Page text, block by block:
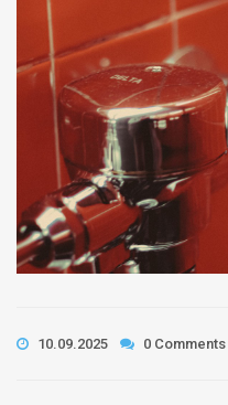
10.09.2025 0 Comments